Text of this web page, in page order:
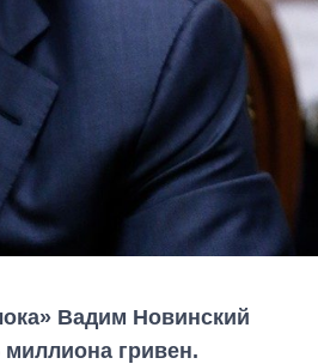
Вадим Новинский
гривен.